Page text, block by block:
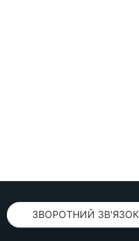
ЗВОРОТНИЙ ЗВ'ЯЗОК